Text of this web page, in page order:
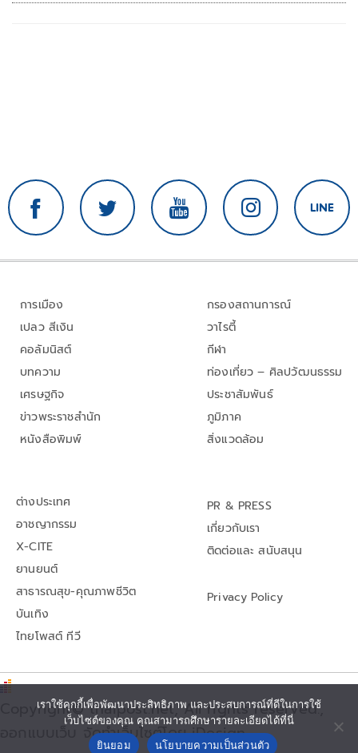
การเมือง
เปลว สีเงิน
คอลัมนิสต์
บทความ
เศรษฐกิจ
ข่าวพระราชสำนัก
หนังสือพิมพ์
กรองสถานการณ์
วาไรตี้
กีฬา
ท่องเที่ยว – ศิลปวัฒนธรรม
ประชาสัมพันธ์
ภูมิภาค
สิ่งแวดล้อม
ต่างประเทศ
อาชญากรรม
X-CITE
ยานยนต์
สาธารณสุข-คุณภาพชีวิต
บันเทิง
ไทยโพสต์ ทีวี
PR & PRESS
เกี่ยวกับเรา
ติดต่อและ สนับสนุน
Privacy Policy
Copyright© thaipost.net, All rights reserved.,
ออกแบบเว็บ จัดทำเว็บไซต์โดย iDesign
เราใช้คุกกี้เพื่อพัฒนาประสิทธิภาพ และประสบการณ์ที่ดีในการใช้
เว็บไซต์ของคุณ คุณสามารถศึกษารายละเอียดได้ที่นี่
ยินยอม
นโยบายความเป็นส่วนตัว